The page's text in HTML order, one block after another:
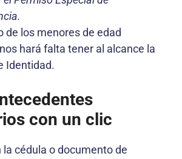
de los menores de edad
hará falta tener al alcance la
Identidad.
con un clic
la cédula o documento de